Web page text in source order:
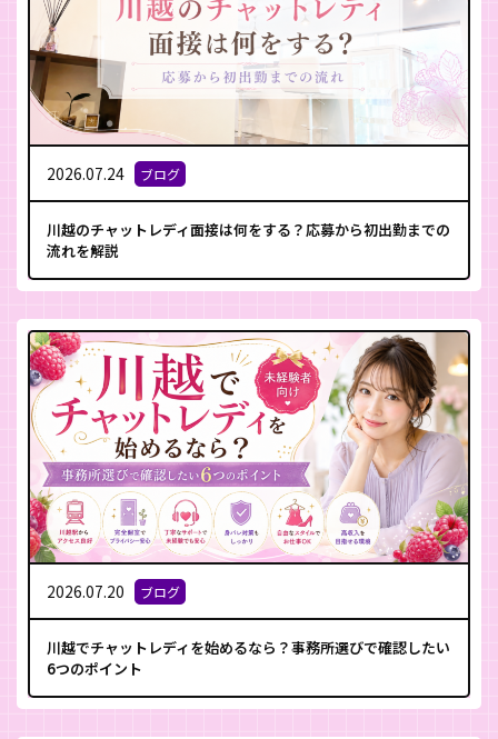
2026.07.24 ブログ
川越のチャットレディ面接は何をする？応募から初出勤までの
流れを解説
2026.07.20 ブログ
川越でチャットレディを始めるなら？事務所選びで確認したい
6つのポイント